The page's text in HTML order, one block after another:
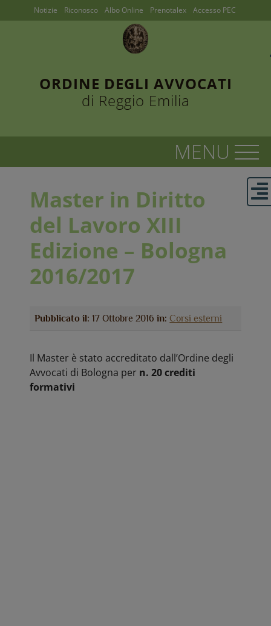
ORDINE DEGLI AVVOCATI
di Reggio Emilia
Notizie Riconosco Albo Online Prenotalex Accesso PEC
Master in Diritto
del Lavoro XIII
Edizione – Bologna
2016/2017
Pubblicato il: 17 Ottobre 2016in: Corsi esterni
Il Master è stato accreditato dall’Ordine degli
Avvocati di Bologna per n. 20 crediti
formativi